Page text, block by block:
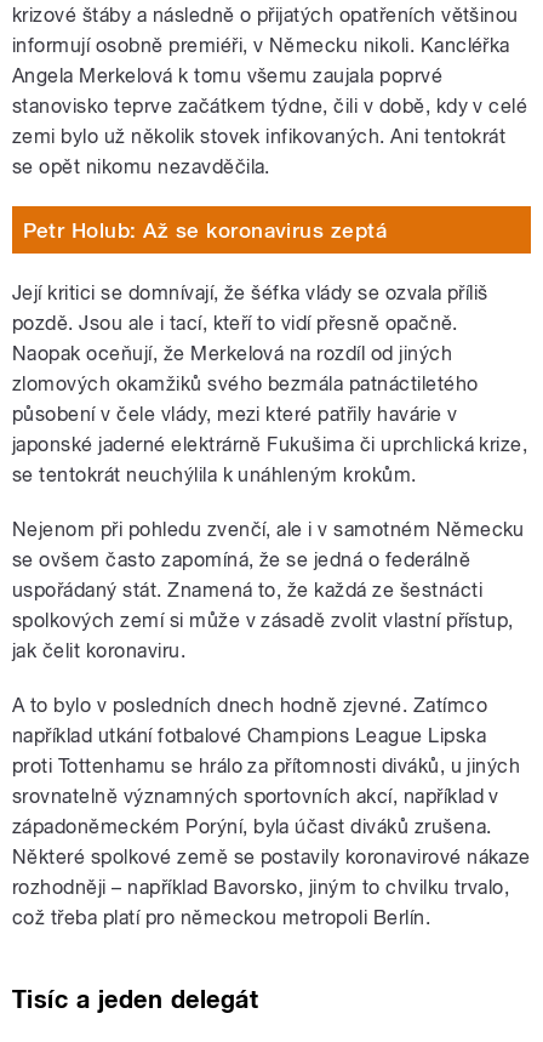
krizové štáby a následně o přijatých opatřeních většinou
informují osobně premiéři, v Německu nikoli. Kancléřka
Angela Merkelová k tomu všemu zaujala poprvé
stanovisko teprve začátkem týdne, čili v době, kdy v celé
zemi bylo už několik stovek infikovaných. Ani tentokrát
se opět nikomu nezavděčila.
Petr Holub: Až se koronavirus zeptá
Její kritici se domnívají, že šéfka vlády se ozvala příliš
pozdě. Jsou ale i tací, kteří to vidí přesně opačně.
Naopak oceňují, že Merkelová na rozdíl od jiných
zlomových okamžiků svého bezmála patnáctiletého
působení v čele vlády, mezi které patřily havárie v
japonské jaderné elektrárně Fukušima či uprchlická krize,
se tentokrát neuchýlila k unáhleným krokům.
Nejenom při pohledu zvenčí, ale i v samotném Německu
se ovšem často zapomíná, že se jedná o federálně
uspořádaný stát. Znamená to, že každá ze šestnácti
spolkových zemí si může v zásadě zvolit vlastní přístup,
jak čelit koronaviru.
A to bylo v posledních dnech hodně zjevné. Zatímco
například utkání fotbalové Champions League Lipska
proti Tottenhamu se hrálo za přítomnosti diváků, u jiných
srovnatelně významných sportovních akcí, například v
západoněmeckém Porýní, byla účast diváků zrušena.
Některé spolkové země se postavily koronavirové nákaze
rozhodněji – například Bavorsko, jiným to chvilku trvalo,
což třeba platí pro německou metropoli Berlín.
Tisíc a jeden delegát